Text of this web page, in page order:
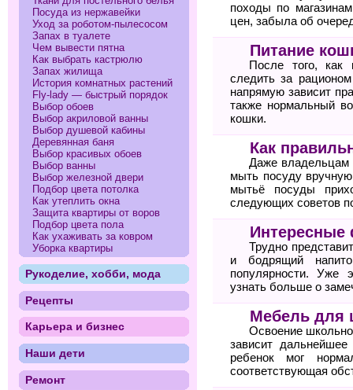
походы по
цен, забыла об
Питание
После того, как
следить за
напрямую зависит
также нормальный
кошки.
Как
Даже владельцам
мыть посуду
мытьё посуды
следующих советов
Интересные
Трудно
и бодрящий
популярности. Уже
узнать больше о
Мебель для
Освоение
зависит
ребенок мог
соответствующая
Посуда из нержавейки
Уход за роботом-пылесосом
Запах в туалете
Чем вывести пятна
Как выбрать кастрюлю
Запах жилища
История комнатных растений
Fly-lady — быстрый порядок
Выбор обоев
Выбор акриловой ванны
Выбор душевой кабины
Деревянная баня
Выбор красивых обоев
Выбор ванны
Выбор железной двери
Подбор цвета потолка
Как утеплить окна
Защита квартиры от воров
Подбор цвета пола
Как ухаживать за ковром
Уборка квартиры
Рукоделие, хобби, мода
Рецепты
Карьера и бизнес
Наши дети
Ремонт